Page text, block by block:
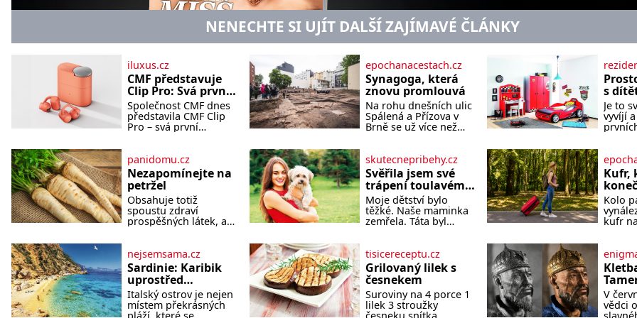
NENECHTE SI UJÍT DALŠÍ ZAJÍMAVÉ ČLÁNKY
iluxus.cz
CMF představuje
Clip Pro: Svá první
otevřená
sluchátka
Společnost CMF dnes
představila CMF Clip
Pro – svá první
nabídnout zážitek z
poslechu, který působí
stejně přirozeně, jako
zní. CMF Clip Pro jsou
navržena pro lid
epochanacestach.cz
Synagoga, která
znovu promlouvá
Na rohu dnešních ulic
Spálená a Přízova v
Brně se už více než
málokdo z
kolemjdoucích tuší, že
právě zde stála jedna z
největších synagog v
českých zemích –
monumentální stavba,
která byla po desetiletí
prosperující židovské
komunity. Brněnská
Velká synagoga byla
slavnostně otevřena v
roce
s
Je to
vyvíjí
i
na
života
proto
je
panidomu.cz
Nezapomínejte na
petržel
Obsahuje totiž
spoustu zdraví
prospěšných látek, a
tuzemskou
superpotravinu.
Zázrak plný vitaminů V
petrželi najdete
vitaminy B1, B2, B3,
B6, provitamin A,
skutecnepribehy.cz
Svěřila jsem své
trápení toulavému
psovi Bobimu
Moje dětství bylo
těžké. Naše maminka
zemřela. Táta byl
stal toulavý pejsek
Bobi. Doma jsem jako
dítě měla peklo.
Maminka zemřela,
když jsem byla ještě
malá. Otec hodně pil a
Kufr,
Proč
tisíc
Kolo
kufr
lidé
Stačí
nejsemsama.cz
Sardinie: Karibik
uprostřed
Středomoří, který
vás okouzlí
Italský ostrov je nejen
místem překrásných
tisicereceptu.cz
Grilovaný lilek s
česnekem
Suroviny na 4 porce 1
lilek 3 stroužky hrob
V
vědci